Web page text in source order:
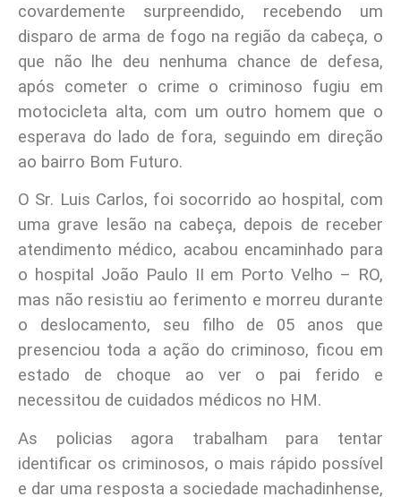
covardemente surpreendido, recebendo um
disparo de arma de fogo na região da cabeça, o
que não lhe deu nenhuma chance de defesa,
após cometer o crime o criminoso fugiu em
motocicleta alta, com um outro homem que o
esperava do lado de fora, seguindo em direção
ao bairro Bom Futuro.
O Sr. Luis Carlos, foi socorrido ao hospital, com
uma grave lesão na cabeça, depois de receber
atendimento médico, acabou encaminhado para
o hospital João Paulo II em Porto Velho – RO,
mas não resistiu ao ferimento e morreu durante
o deslocamento, seu filho de 05 anos que
presenciou toda a ação do criminoso, ficou em
estado de choque ao ver o pai ferido e
necessitou de cuidados médicos no HM.
As policias agora trabalham para tentar
identificar os criminosos, o mais rápido possível
e dar uma resposta a sociedade machadinhense,